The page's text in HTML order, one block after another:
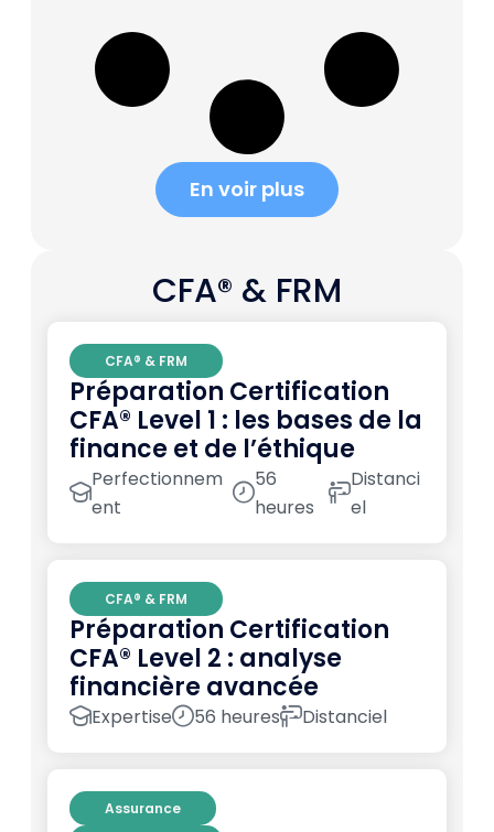
En voir plus
CFA® & FRM
CFA® & FRM
Préparation Certification
CFA® Level 1 : les bases de la
finance et de l’éthique
Perfectionnem
ent
56
heures
Distanci
el
CFA® & FRM
Préparation Certification
CFA® Level 2 : analyse
financière avancée
Expertise 56 heures Distanciel
Assurance